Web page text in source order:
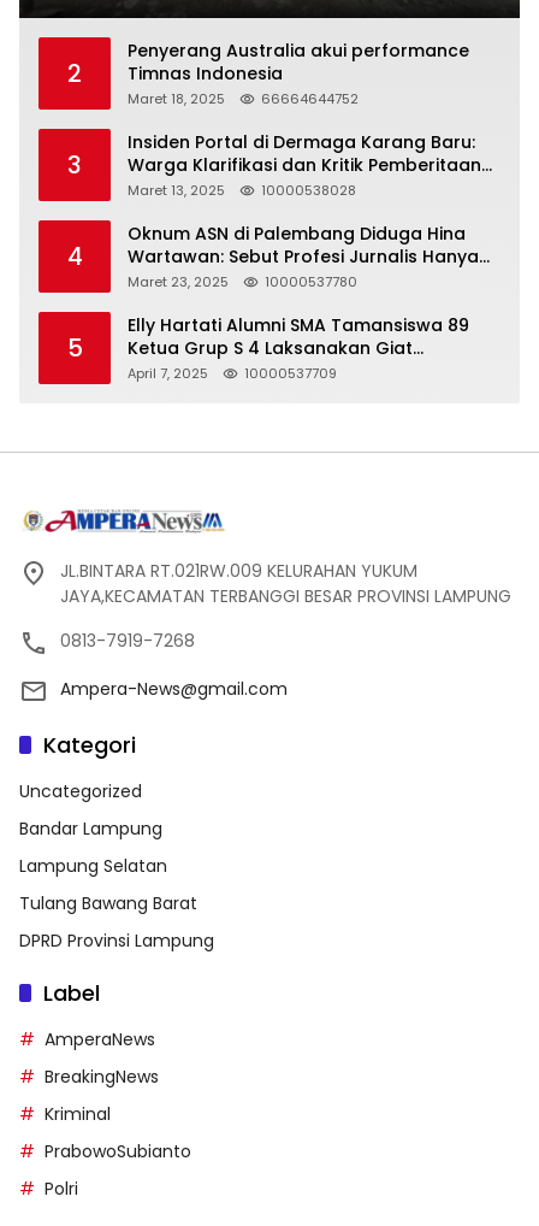
2
Penyerang Australia akui performance
Timnas Indonesia
Maret 18, 2025 66664644752
3
Insiden Portal di Dermaga Karang Baru:
Warga Klarifikasi dan Kritik Pemberitaan
yang Tidak Akurat
Maret 13, 2025 10000538028
4
Oknum ASN di Palembang Diduga Hina
Wartawan: Sebut Profesi Jurnalis Hanya
Seharga 2 Liter Bensin, Berujung Dugaan
Maret 23, 2025 10000537780
5
Elly Hartati Alumni SMA Tamansiswa 89
Ketua Grup S 4 Laksanakan Giat
Silaturahmi
April 7, 2025 10000537709
JL.BINTARA RT.021RW.009 KELURAHAN YUKUM
JAYA,KECAMATAN TERBANGGI BESAR PROVINSI LAMPUNG
0813-7919-7268
Ampera-News@gmail.com
Kategori
Uncategorized
Bandar Lampung
Lampung Selatan
Tulang Bawang Barat
DPRD Provinsi Lampung
Label
AmperaNews
BreakingNews
Kriminal
PrabowoSubianto
Polri